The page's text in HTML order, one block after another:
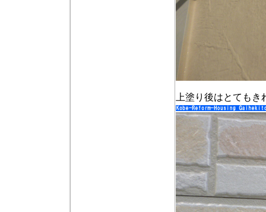
上塗り後はとても